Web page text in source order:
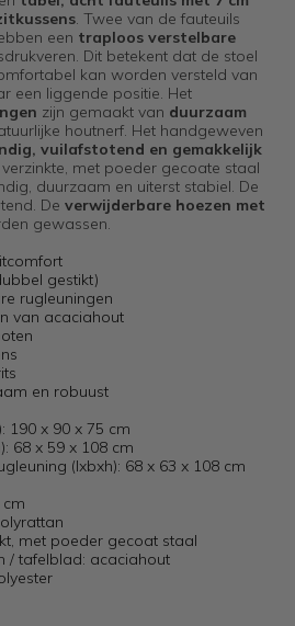
. Twee van de fauteuils
een traploos verstelbare
Dit betekent dat de stoel
kan worden versteld van
een liggende positie. Het
zijn gemaakt van duurzaam
houtnerf. Het handgeweven
vuilafstotend en gemakkelijk
verzinkte, met poeder gecoate staal
duurzaam en uiterst stabiel. De
De verwijderbare hoezen met
gewassen.
gestikt)
rugleuningen
van acaciahout
en robuust
190 x 90 x 75 cm
68 x 59 x 108 cm
(lxbxh): 68 x 63 x 108 cm
met poeder gecoat staal
/ tafelblad: acaciahout